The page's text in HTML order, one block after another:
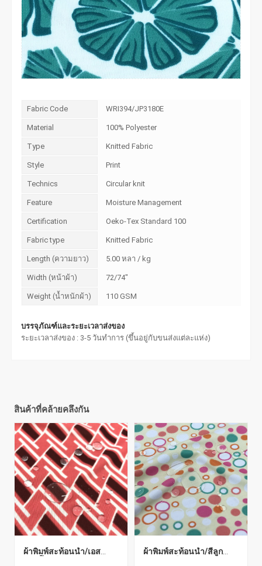
Fabric Code WRI394/JP3180E
Material 100% Polyester
Type Knitted Fabric
Style Print
Technics Circular knit
Feature Moisture Management
Certification Oeko-Tex Standard 100
Fabric type Knitted Fabric
Length (ความยาว) 5.00 หลา / kg
Width (หน้าผ้า) 72/74"
Weight (น้ำหนักผ้า) 110 GSM
บรรจุภัณฑ์และระยะเวลาส่งของ
ระยะเวลาส่งของ : 3-5 วันทำการ (ขึ้นอยู่กับขนส่งแต่ละแห่ง)
สินค้าที่คล้ายคลึงกัน
ผ้าพิมพ์สะท้อนน้ำ/เอส
ผ้าพิมพ์สะท้อนน้ำ/สีลูก